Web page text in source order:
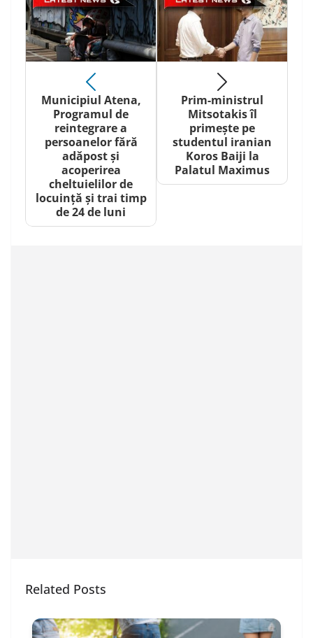
Municipiul Atena,
Programul de
reintegrare a
persoanelor fără
adăpost și
acoperirea
cheltuielilor de
locuință și trai timp
de 24 de luni
Prim-ministrul
Mitsotakis îl
primește pe
studentul iranian
Koros Baiji la
Palatul Maximus
Related Posts